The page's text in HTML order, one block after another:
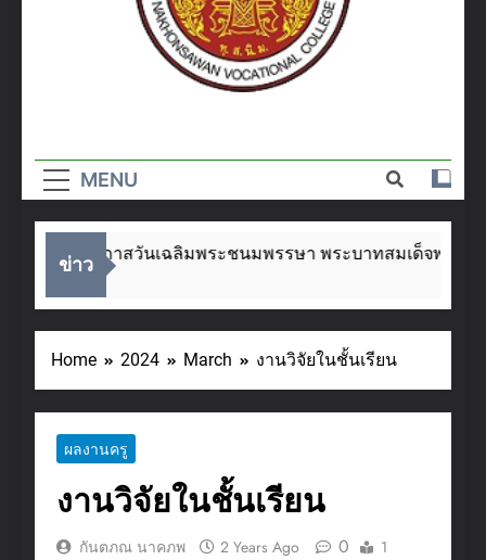
อาชีวศึกษา
นครสวรรค์
MENU
ข่าว
เนื่องในโอกาสวันเฉลิมพระชนมพรรษา พระบาทสมเด็จพระเจ้
Home 2024 March งานวิจัยในชั้นเรียน
ผลงานครู
งานวิจัยในชั้นเรียน
กันตภณ นาคภพ 2 Years Ago 0
1